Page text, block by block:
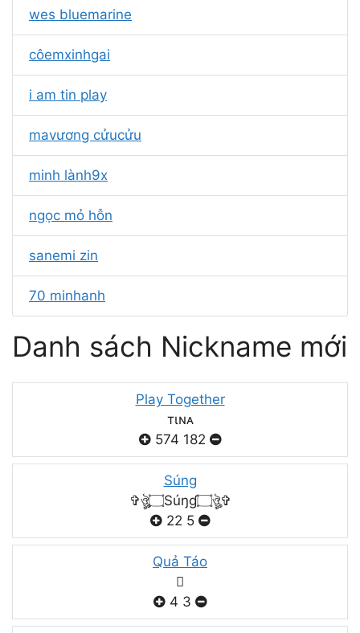
wes bluemarine
côemㅤxinhgai
i am tin play
mavương cửucửu
minh lành9x
ngọc mỏ hỗn
sanemi zin
70 minhanh
Danh sách Nickname mới
Play Together
тιɴᴀ
574 182
Súng
✞ঔৣ۝Súŋɠ۝ঔৣ✞
22 5
Quả Táo

4 3